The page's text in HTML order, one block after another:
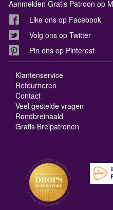
Aanmelden Gratis Patroon op
Like ons op Facebook
Volg ons op Twitter
Pin ons op Pinterest
Klantenservice
Retourneren
Contact
Veel gestelde vragen
Rondbreinaald
Gratis Breipatronen